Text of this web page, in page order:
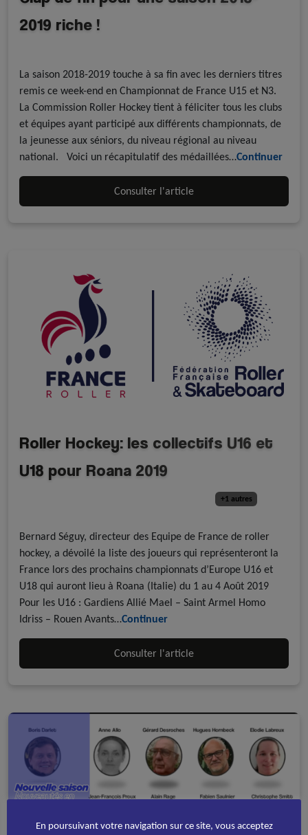
2019 riche !
La saison 2018-2019 touche à sa fin avec les derniers titres
remis ce week-end en Championnat de France U15 et N3.
La Commission Roller Hockey tient à féliciter tous les clubs
et équipes ayant participé aux différents championnats, de
la jeunesse aux séniors, du niveau régional au niveau
national. Voici un récapitulatif des médaillées…Continuer
Consulter l'article
Roller Hockey: les collectifs U16 et
U18 pour Roana 2019
+1 autres
Bernard Séguy, directeur des Equipe de France de roller
hockey, a dévoilé la liste des joueurs qui représenteront la
France lors des prochains championnats d’Europe U16 et
U18 qui auront lieu à Roana (Italie) du 1 au 4 Août 2019
Pour les U16 : Gardiens Allié Mael – Saint Armel Homo
Idriss – Rouen Avants…Continuer
Consulter l'article
En poursuivant votre navigation sur ce site, vous acceptez